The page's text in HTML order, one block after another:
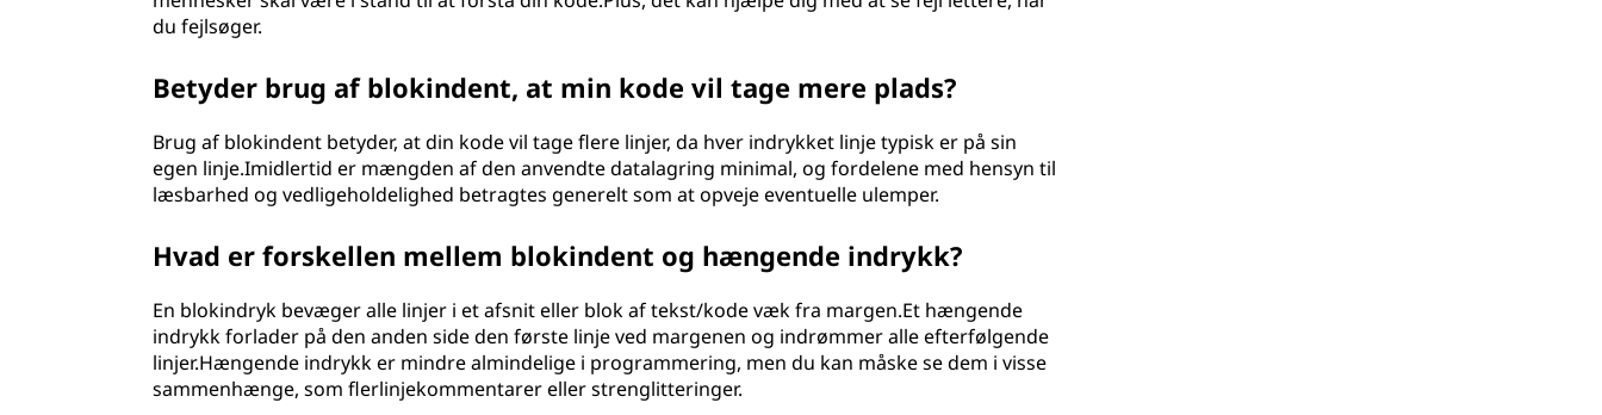
du fejlsøger.
Betyder brug af blokindent, at min kode vil tage mere plads?
Brug af blokindent betyder, at din kode vil tage flere linjer, da hver indrykket linje typisk er på sin
egen linje.Imidlertid er mængden af den anvendte datalagring minimal, og fordelene med hensyn til
læsbarhed og vedligeholdelighed betragtes generelt som at opveje eventuelle ulemper.
Hvad er forskellen mellem blokindent og hængende indrykk?
En blokindryk bevæger alle linjer i et afsnit eller blok af tekst/kode væk fra margen.Et hængende
indrykk forlader på den anden side den første linje ved margenen og indrømmer alle efterfølgende
linjer.Hængende indrykk er mindre almindelige i programmering, men du kan måske se dem i visse
sammenhænge, som flerlinjekommentarer eller strenglitteringer.